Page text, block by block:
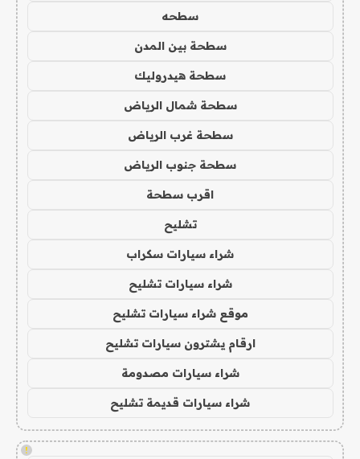
سطحه
سطحة بين المدن
سطحة هيدروليك
سطحة شمال الرياض
سطحة غرب الرياض
سطحة جنوب الرياض
اقرب سطحة
تشليح
شراء سيارات سكراب
شراء سيارات تشليح
موقع شراء سيارات تشليح
ارقام يشترون سيارات تشليح
شراء سيارات مصدومة
شراء سيارات قديمة تشليح
!